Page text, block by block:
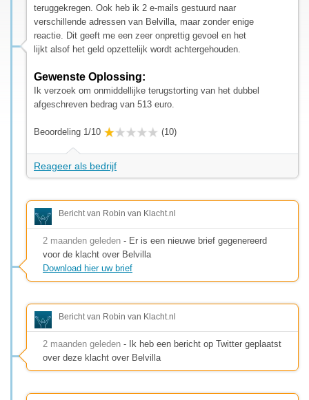
teruggekregen. Ook heb ik 2 e-mails gestuurd naar
verschillende adressen van Belvilla, maar zonder enige
reactie. Dit geeft me een zeer onprettig gevoel en het
lijkt alsof het geld opzettelijk wordt achtergehouden.
Gewenste Oplossing:
Ik verzoek om onmiddellijke terugstorting van het dubbel
afgeschreven bedrag van 513 euro.
Beoordeling 1/10 (10)
Reageer als bedrijf
Bericht van Robin van Klacht.nl
2 maanden geleden - Er is een nieuwe brief gegenereerd
voor de klacht over Belvilla
Download hier uw brief
Bericht van Robin van Klacht.nl
2 maanden geleden - Ik heb een bericht op Twitter geplaatst
over deze klacht over Belvilla